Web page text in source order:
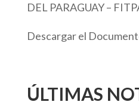
DEL PARAGUAY –
Descargar el
ÚLTIMAS